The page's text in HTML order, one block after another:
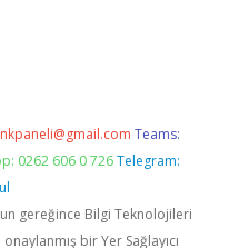
Teams:
0262 606 0 726 Telegram:
gereğince Bilgi Teknolojileri
bir Yer Sağlayıcı